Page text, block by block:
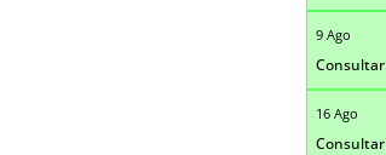
9 Ago
Consultar
16 Ago
Consultar